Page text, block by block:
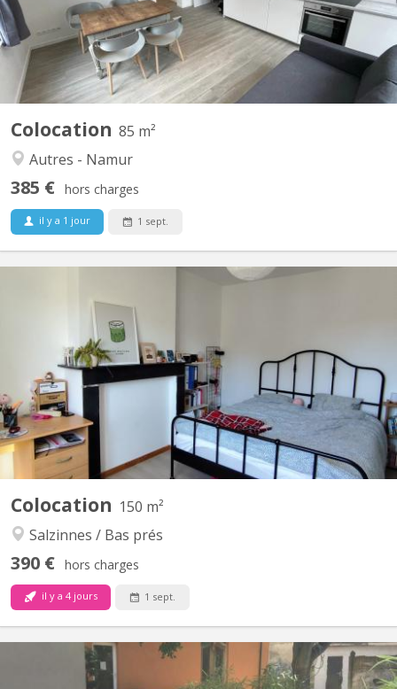
Colocation 85 m²
Autres - Namur
385 € hors charges
il y a 1 jour 1 sept.
cour intérieure 🌿 Immeuble entièrement...
Colocation 150 m²
Salzinnes / Bas prés
390 € hors charges
il y a 4 jours 1 sept.
🏡 chambre colocation salzinnes Une chambre disponible dans
une colocation féminine étudiante à Salzinnes, disponible à partir
du 1er septembre 2026 ! 🙂 - Chambre de 16m² - 2 salles de bain,
à partager avec 3 autres colocataires - Chambre située au 2eme
étage La colocation: - Maison avec jardin...
KN 145